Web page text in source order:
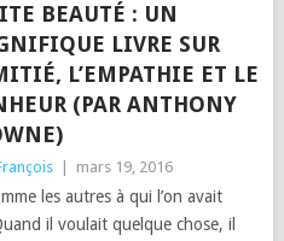
BEAUTÉ : UN
LIVRE SUR
L’EMPATHIE ET LE
(PAR ANTHONY
mars 19, 2016
les autres à qui l’on avait
il voulait quelque chose, il